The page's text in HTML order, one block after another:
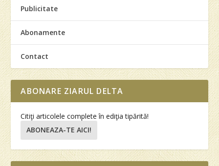
Publicitate
Abonamente
Contact
ABONARE ZIARUL DELTA
Citiţi articolele complete în ediţia tipărită!
ABONEAZA-TE AICI!